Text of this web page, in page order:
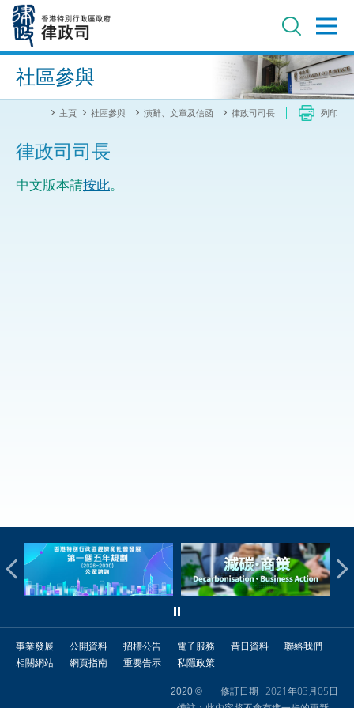
內
進階搜尋
社區參與
主頁 社區參與 演辭、文章及信函 律政司司長 列印
律政司司長
中文版本請按此。
事業發展 公開資料 招標公告 電子服務 昔日資料
聯絡我們
相關網站
網頁指南 重要告示 私隱政策
2020 ©
修訂日期 : 2021年03月05日